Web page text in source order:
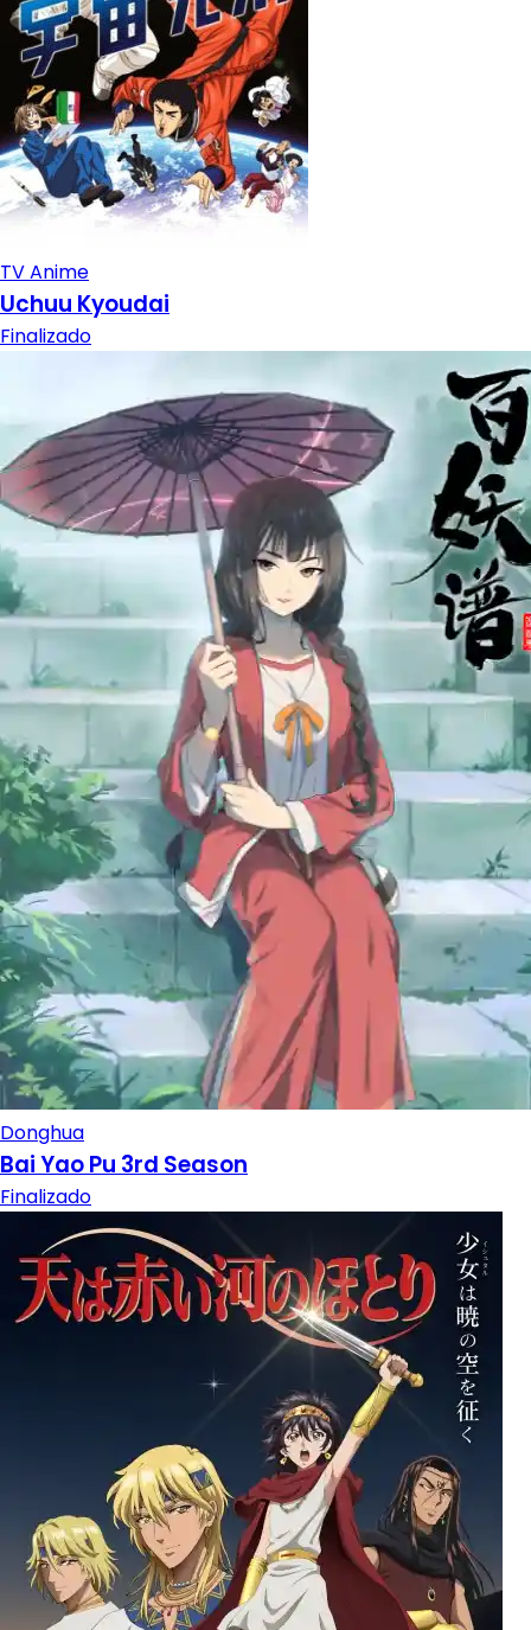
TV Anime
Uchuu Kyoudai
Finalizado
Donghua
Bai Yao Pu 3rd Season
Finalizado